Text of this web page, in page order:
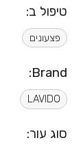
טיפול ב:
פצעונים
Brand:
LAVIDO
סוג עור: